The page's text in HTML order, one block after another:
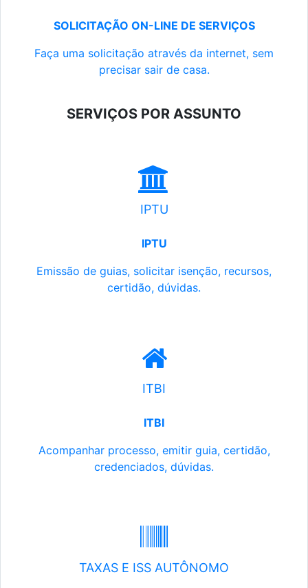
SOLICITAÇÃO ON-LINE DE SERVIÇOS
Faça uma solicitação através da internet, sem
precisar sair de casa.
SERVIÇOS POR ASSUNTO
IPTU
IPTU
Emissão de guias, solicitar isenção, recursos,
certidão, dúvidas.
ITBI
ITBI
Acompanhar processo, emitir guia, certidão,
credenciados, dúvidas.
TAXAS E ISS AUTÔNOMO